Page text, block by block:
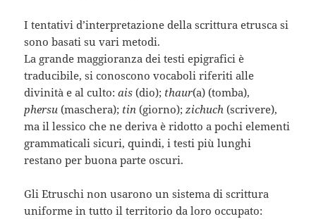
I tentativi d’interpretazione della scrittura etrusca si
sono basati su vari metodi.
La grande maggioranza dei testi epigrafici è
traducibile, si conoscono vocaboli riferiti alle
divinità e al culto:ais (dio); thaur(a) (tomba),
phersu (maschera); tin (giorno);zichuch (scrivere),
ma il lessico che ne deriva è ridotto a pochi elementi
grammaticali sicuri, quindi, i testi più lunghi
restano per buona parte oscuri.
Gli Etruschi non usarono un sistema di scrittura
uniforme in tutto il territorio da loro occupato: